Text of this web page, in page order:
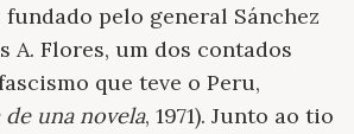
pelo general Sánchez
A. Flores, um dos contados
que teve o Peru,
una novela, 1971). Junto ao tio